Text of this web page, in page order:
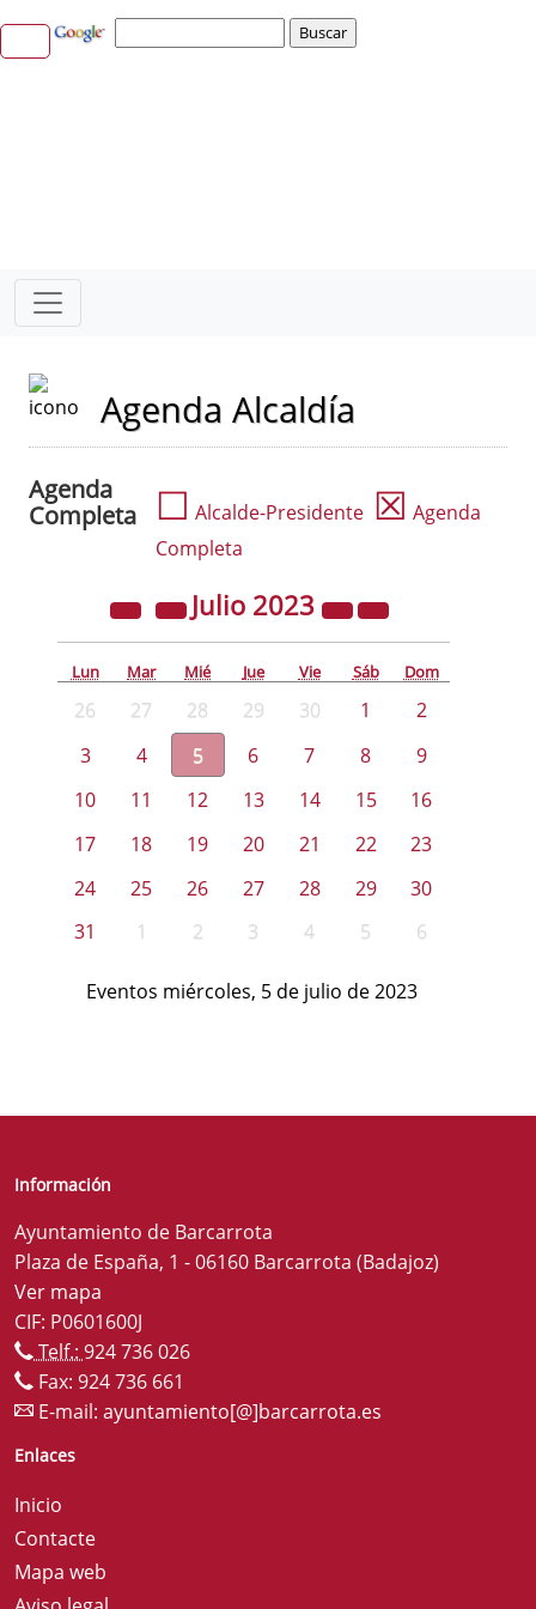
Agenda Alcaldía
Agenda
Completa
☐ Alcalde-Presidente ☒ Agenda
Completa
Julio 2023
Lun Mar Mié Jue Vie Sáb Dom
26 27 28 29 30 1
2
3
4 5 6 7 8
9
10
11 12 13 14 15
16
17
18 19 20 21 22
23
24
25 26 27 28 29
30
31
1 2 3 4 5 6
Eventos miércoles, 5 de julio de 2023
Información
Ayuntamiento de Barcarrota
Plaza de España, 1 - 06160 Barcarrota (Badajoz)
Ver mapa
CIF: P0601600J
Telf.: 924 736 026
Fax: 924 736 661
E-mail: ayuntamiento[@]barcarrota.es
Enlaces
Inicio
Contacte
Mapa web